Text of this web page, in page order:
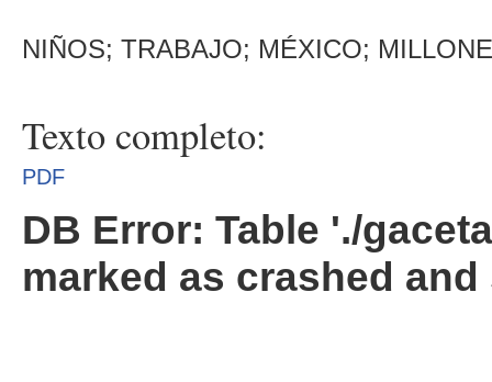
NIÑOS; TRABAJO; MÉXICO;
Texto completo:
PDF
DB Error: Table './
marked as crashed